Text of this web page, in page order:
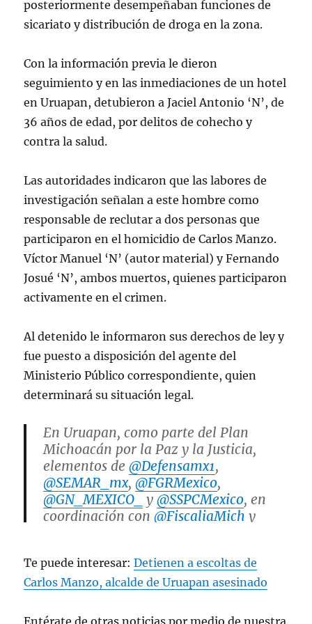
posteriormente desempeñaban funciones de
sicariato y distribución de droga en la zona.
Con la información previa le dieron
seguimiento y en las inmediaciones de un hotel
en Uruapan, detubieron a Jaciel Antonio ‘N’, de
36 años de edad, por delitos de cohecho y
contra la salud.
Las autoridades indicaron que las labores de
investigación señalan a este hombre como
responsable de reclutar a dos personas que
participaron en el homicidio de Carlos Manzo.
Víctor Manuel ‘N’ (autor material) y Fernando
Josué ‘N’, ambos muertos, quienes participaron
activamente en el crimen.
Al detenido le informaron sus derechos de ley y
fue puesto a disposición del agente del
Ministerio Público correspondiente, quien
determinará su situación legal.
En Uruapan, como parte del Plan
Michoacán por la Paz y la Justicia,
elementos de@Defensamx1,
@SEMAR_mx,@FGRMexico,
@GN_MEXICO_
y@SSPCMexico, en
coordinación con@FiscaliaMich y
reclutador de personas en…
pic.twitter.com/1XbEfhSzXe
— Omar H Garcia Harfuch
Te puede interesar:Detienen a escoltas de
Carlos Manzo, alcalde de Uruapan asesinado